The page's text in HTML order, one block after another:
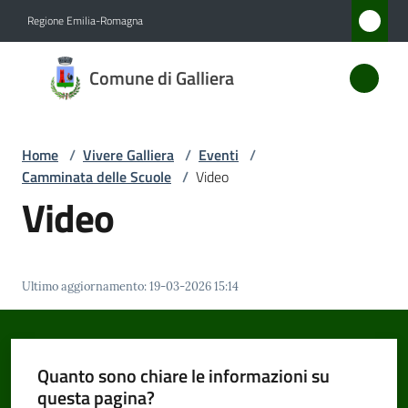
Regione Emilia-Romagna
Comune di Galliera
Comune
di
Servizi
Vivere
Galliera
Menu selezionato
Home / Vivere Galliera / Eventi /
Camminata delle Scuole / Video
Video
Ultimo aggiornamento:19-03-2026 15:14
Quanto sono chiare le informazioni su
questa pagina?